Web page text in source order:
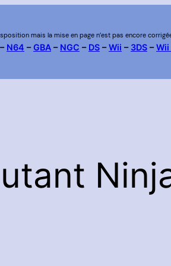
mais la mise en page n’est pas encore
N64 –GBA– NGC – DS–Wii – 3DS–Wii